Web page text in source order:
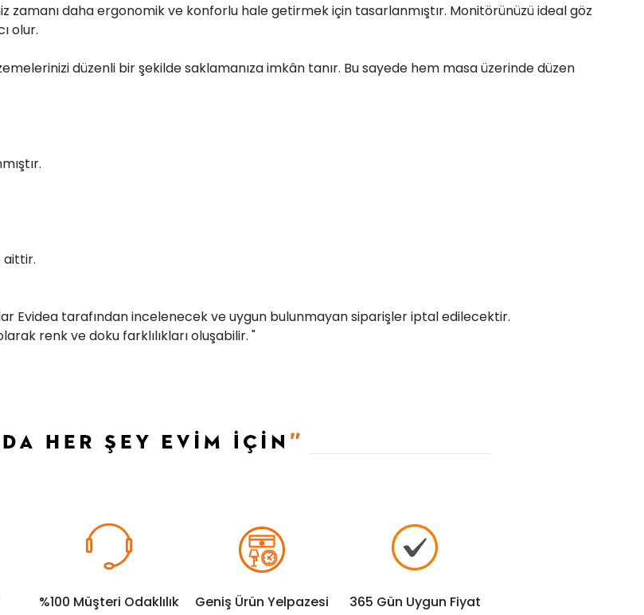
zamanı daha ergonomik ve konforlu hale getirmek için tasarlanmıştır. Monitörünüzü ideal göz
olur.
düzenli bir şekilde saklamanıza imkân tanır. Bu sayede hem masa üzerinde düzen
aittir.
Evidea tarafından incelenecek ve uygun bulunmayan siparişler iptal edilecektir.
renk ve doku farklılıkları oluşabilir. "
%100 Müşteri Odaklılık Geniş Ürün Yelpazesi 365 Gün Uygun Fiyat